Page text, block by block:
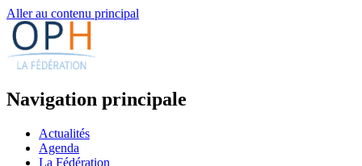
Aller au contenu principal
Navigation principale
Actualités
Agenda
La Fédération